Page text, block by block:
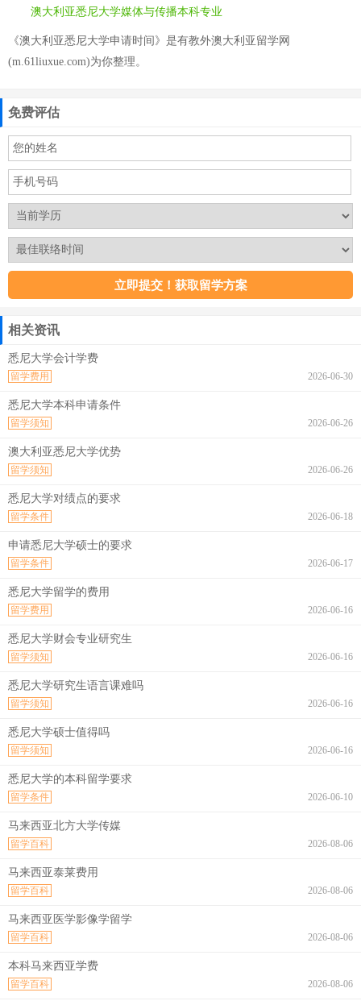
澳大利亚悉尼大学媒体与传播本科专业
《澳大利亚悉尼大学申请时间》是有教外澳大利亚留学网
(m.61liuxue.com)为你整理。
免费评估
相关资讯
悉尼大学会计学费
2026-06-30
留学费用
悉尼大学本科申请条件
2026-06-26
留学须知
澳大利亚悉尼大学优势
2026-06-26
留学须知
悉尼大学对绩点的要求
2026-06-18
留学条件
申请悉尼大学硕士的要求
2026-06-17
留学条件
悉尼大学留学的费用
2026-06-16
留学费用
悉尼大学财会专业研究生
2026-06-16
留学须知
悉尼大学研究生语言课难吗
2026-06-16
留学须知
悉尼大学硕士值得吗
2026-06-16
留学须知
悉尼大学的本科留学要求
2026-06-10
留学条件
马来西亚北方大学传媒
2026-08-06
留学百科
马来西亚泰莱费用
2026-08-06
留学百科
马来西亚医学影像学留学
2026-08-06
留学百科
本科马来西亚学费
2026-08-06
留学百科